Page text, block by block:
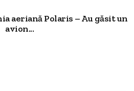
aeriană Polaris – Au găsit un
avion...